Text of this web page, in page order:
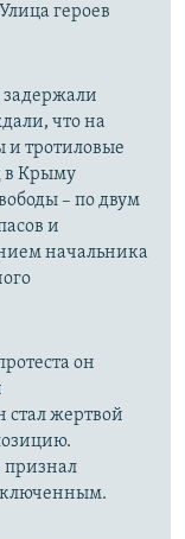
героев
задержали
что на
и тротиловые
в Крыму
– по двум
и
начальника
он
стал жертвой